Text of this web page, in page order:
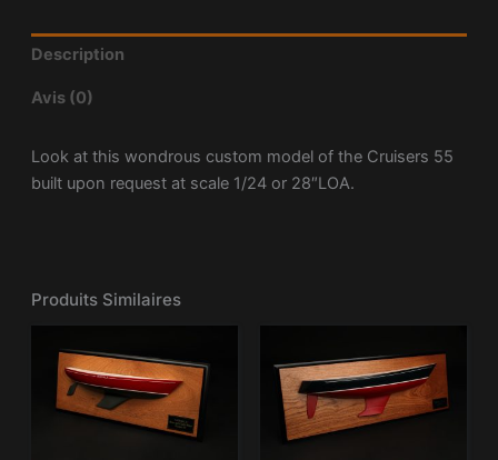
Description
Avis (0)
Look at this wondrous custom model of the Cruisers 55
built upon request at scale 1/24 or 28″LOA.
Produits Similaires